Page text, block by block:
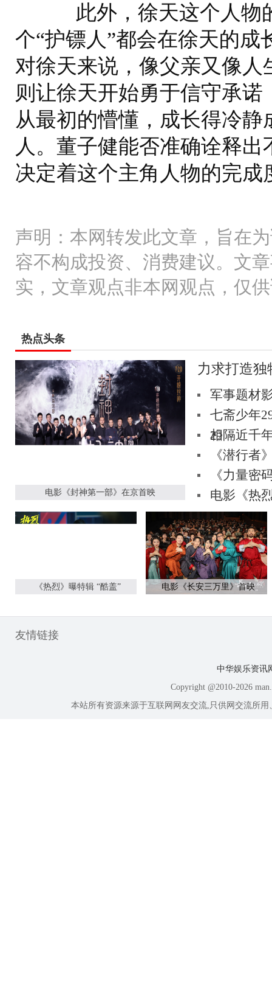
此外，徐天这个人物
个“护镖人”都会在徐天的
对徐天来说，像父亲又像
则让徐天开始勇于信守承
从最初的懵懂，成长得冷
人。董子健能否准确诠释
决定着这个主角人物的完成
声明：本网转发此文章，旨在
容不构成投资、消费建议。文
实，文章观点非本网观点，仅
热点头条
电影《封神第一部》在京首映
力求打造独
军事题材
七斋少年
2》
相隔近千
《潜行者
《力量密
电影《热
角色的想
《热烈》曝特辑 “酷盖” 电影《长安三万里》首映
友情链接
中华娱乐资讯
Copyright @2010-2026
本站所有资源来源于互联网网友交流,只供网交流所